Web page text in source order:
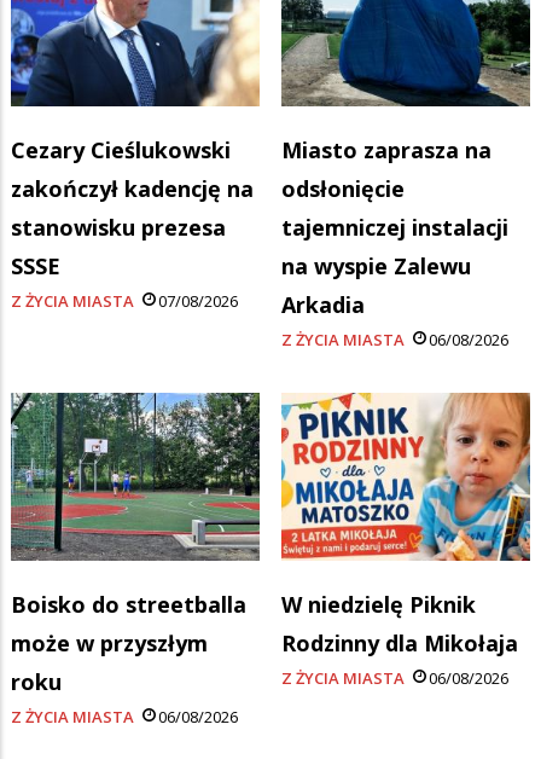
Cezary Cieślukowski
zakończył kadencję na
stanowisku prezesa
SSSE
Z ŻYCIA MIASTA 07/08/2026
Miasto zaprasza na
odsłonięcie
tajemniczej instalacji
na wyspie Zalewu
Arkadia
Z ŻYCIA MIASTA 06/08/2026
Boisko do streetballa
może w przyszłym
roku
Z ŻYCIA MIASTA 06/08/2026
W niedzielę Piknik
Rodzinny dla Mikołaja
Z ŻYCIA MIASTA 06/08/2026